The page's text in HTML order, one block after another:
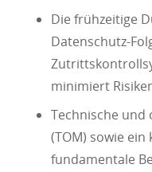
Die frühzeitige
Datenschutz-
minimiert
Technische und
(TOM) sowie
fundamentale